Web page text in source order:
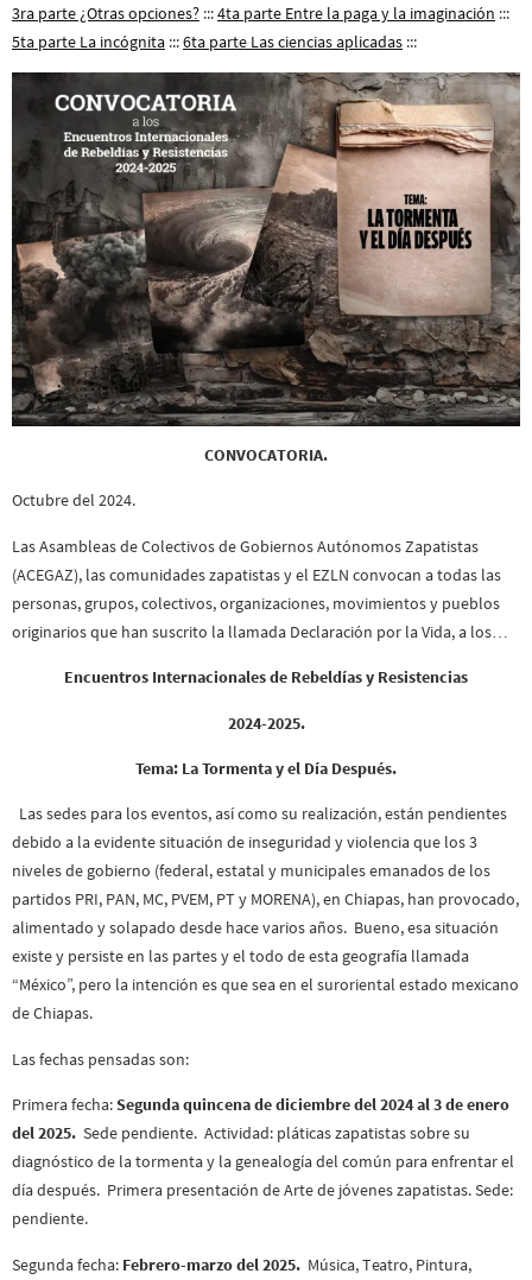
3ra parte ¿Otras opciones? :::4ta parte Entre la paga y la imaginación :::
5ta parte La incógnita :::6ta parte Las ciencias aplicadas :::
CONVOCATORIA.
Octubre del 2024.
Las Asambleas de Colectivos de Gobiernos Autónomos Zapatistas
(ACEGAZ), las comunidades zapatistas y el EZLN convocan a todas las
personas, grupos, colectivos, organizaciones, movimientos y pueblos
originarios que han suscrito la llamada Declaración por la Vida, a los…
Encuentros Internacionales de Rebeldías y Resistencias
2024-2025.
Tema: La Tormenta y el Día Después.
Las sedes para los eventos, así como su realización, están pendientes
debido a la evidente situación de inseguridad y violencia que los 3
niveles de gobierno (federal, estatal y municipales emanados de los
partidos PRI, PAN, MC, PVEM, PT y MORENA), en Chiapas, han provocado,
alimentado y solapado desde hace varios años. Bueno, esa situación
existe y persiste en las partes y el todo de esta geografía llamada
“México”, pero la intención es que sea en el suroriental estado mexicano
de Chiapas.
Las fechas pensadas son:
Primera fecha:Segunda quincena de diciembre del 2024 al 3 de enero
del 2025. Sede pendiente. Actividad: pláticas zapatistas sobre su
diagnóstico de la tormenta y la genealogía del común para enfrentar el
día después. Primera presentación de Arte de jóvenes zapatistas. Sede:
pendiente.
Segunda fecha: Febrero-marzo del 2025. Música, Teatro, Pintura,